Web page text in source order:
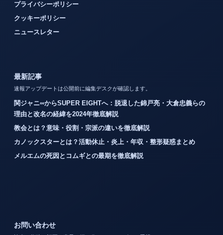
プライバシーポリシー
クッキーポリシー
ニュースレター
最新記事
速報アップデートは公開前に編集デスクが確認します。
関ジャニ∞からSUPER EIGHTへ：脱退した錦戸亮・大倉忠義らの
理由と改名の経緯を2024年徹底解説
教会とは？意味・役割・宗派の違いを徹底解説
カノックスターとは？活動休止・炎上・年収・整形疑惑まとめ
メルエムの死因とコムギとの最期を徹底解説
お問い合わせ